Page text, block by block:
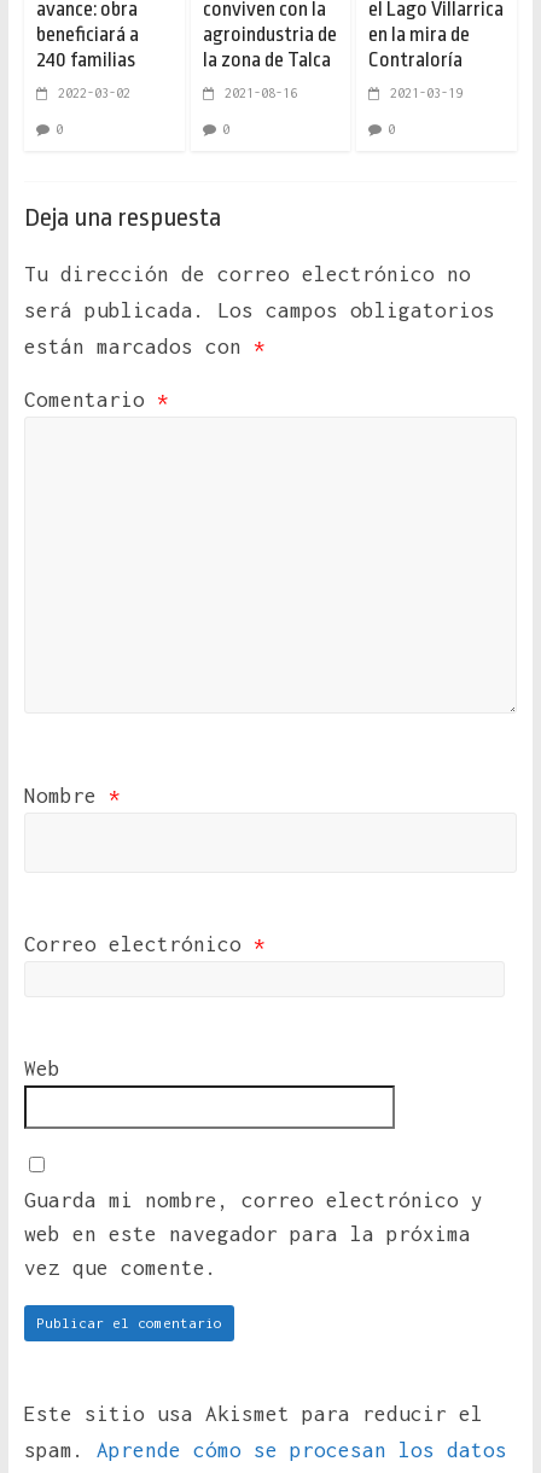
avance: obra
beneficiará a
240 familias
2022-03-02
0
conviven con la
agroindustria de
la zona de Talca
2021-08-16
0
el Lago Villarrica
en la mira de
Contraloría
2021-03-19
0
Deja una respuesta
Tu dirección de correo electrónico no
será publicada.
Los campos obligatorios
están marcados con *
Comentario *
Nombre *
Correo electrónico *
Web
Guarda mi nombre, correo electrónico y
web en este navegador para la próxima
vez que comente.
Este sitio usa Akismet para reducir el
spam. Aprende cómo se procesan los datos